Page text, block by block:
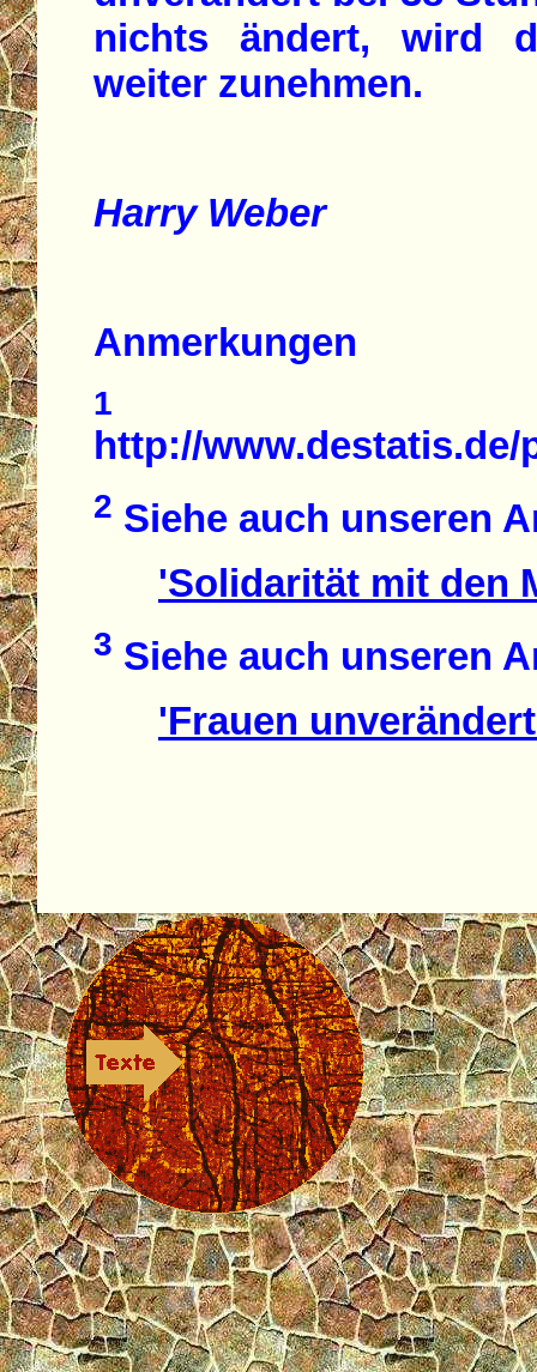
nichts ändert, wird
weiter zunehmen.
Harry Weber
Anmerkungen
1
http://www.destatis.de/
2 Siehe auch unseren
'Solidarität mit den
3 Siehe auch unseren
'Frauen